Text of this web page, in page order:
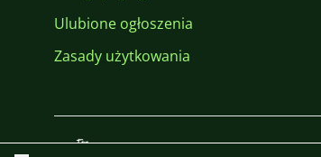
Ulubione ogłoszenia
Zasady użytkowania